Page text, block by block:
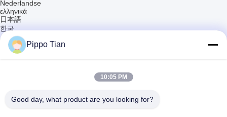
Nederlandse
ελληνικά
日本語
한국
العربية
हिन्दी
Türkçe
فارسی
Pippo Tian
10:05 PM
Good day, what product are you looking for?